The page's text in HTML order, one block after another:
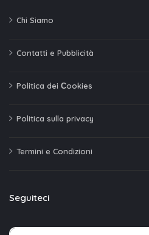
Chi Siamo
Contatti e Pubblicità
Politica dei Сookies
Politica sulla privacy
Termini e Condizioni
Seguiteci